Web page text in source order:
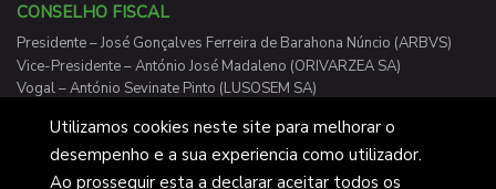
CONSELHO FISCAL
Presidente – José Gonçalves Ferreira de Barahona Núncio (ARBVS)
Vice-Presidente – António José Madaleno (ORIVARZEA SA)
Vogal – António Sevinate Pinto (LUSOSEM SA)
Utilizamos cookies neste site para melhorar o
desempenho e a sua experiencia como utilizador.
Ao prosseguir esta a declarar aceitar todos os